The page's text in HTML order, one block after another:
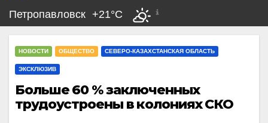
Петропавловск +21°C
НОВОСТИ ОБЩЕСТВО СЕВЕРО-КАЗАХСТАНСКАЯ ОБЛАСТЬ
ЭКСКЛЮЗИВ
Больше 60 % заключенных
трудоустроены в колониях СКО